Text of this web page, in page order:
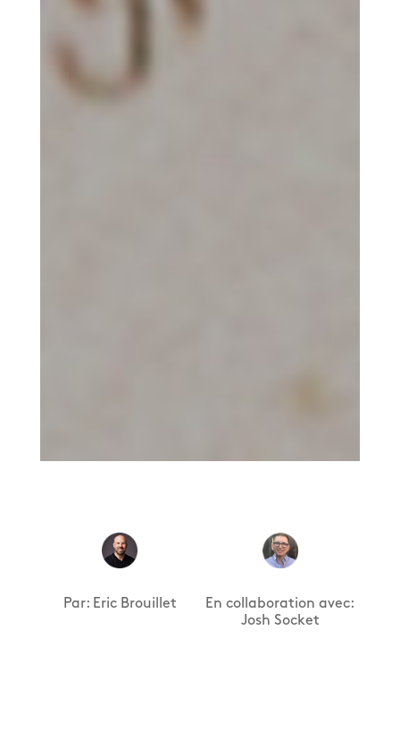
Par: Eric Brouillet
En collaboration avec:
Josh Socket